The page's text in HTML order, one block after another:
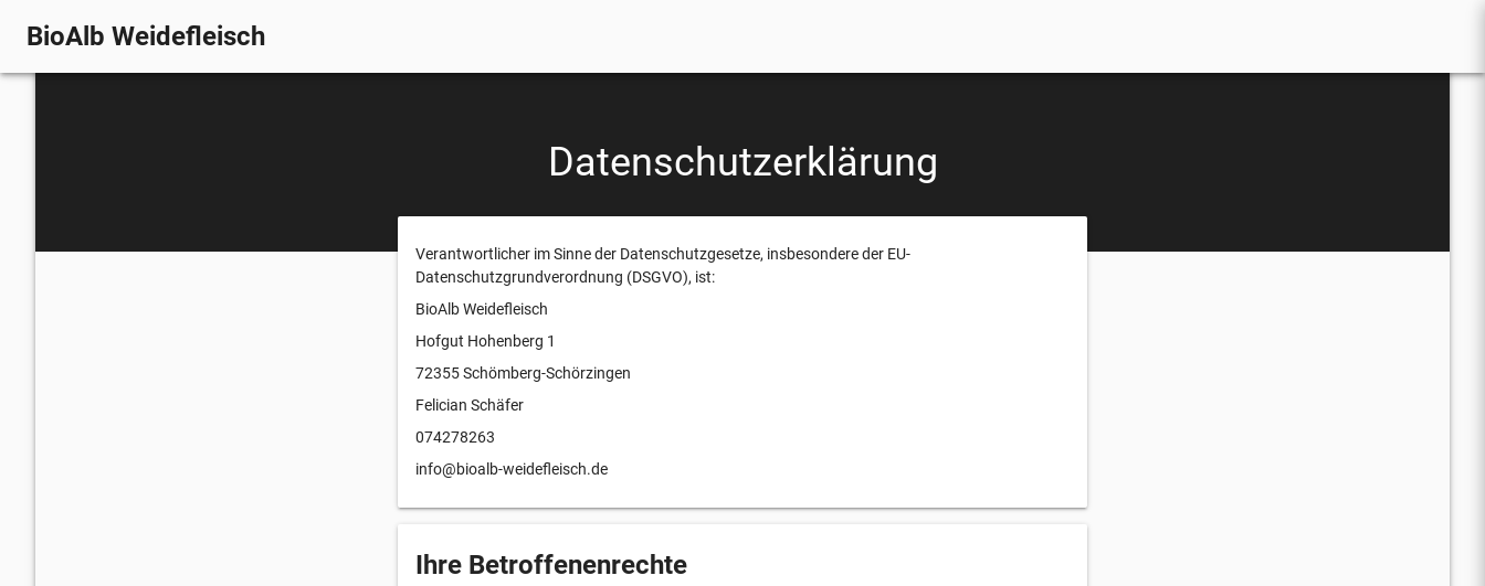
BioAlb Weidefleisch
Datenschutzerklärung
Verantwortlicher im Sinne der Datenschutzgesetze, insbesondere der EU-
Datenschutzgrundverordnung (DSGVO), ist:
BioAlb Weidefleisch
Hofgut Hohenberg 1
72355 Schömberg-Schörzingen
Felician Schäfer
074278263
info@bioalb-weidefleisch.de
Ihre Betroffenenrechte